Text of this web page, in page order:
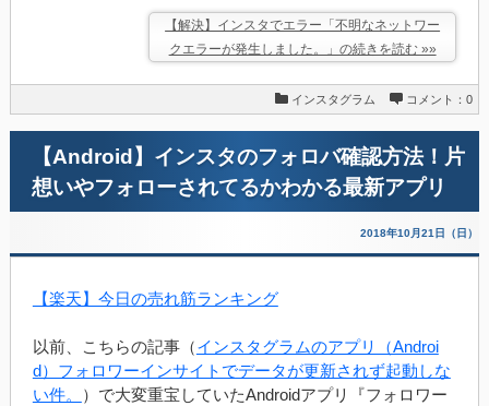
【解決】インスタでエラー「不明なネットワー
クエラーが発生しました。」の続きを読む »»
インスタグラム コメント：0
【Android】インスタのフォロバ確認方法！片
想いやフォローされてるかわかる最新アプリ
2018年10月21日（日）
【楽天】今日の売れ筋ランキング
以前、こちらの記事（インスタグラムのアプリ（Androi
d）フォロワーインサイトでデータが更新されず起動しな
い件。
）で大変重宝していたAndroidアプリ『フォロワー